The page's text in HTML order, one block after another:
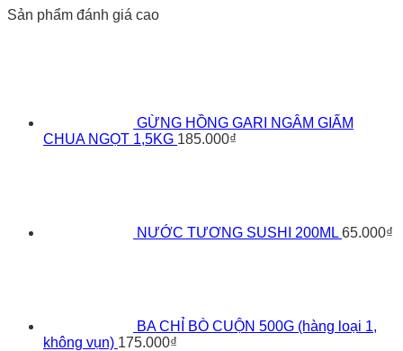
Sản phẩm đánh giá cao
GỪNG HỒNG GARI NGÂM GIẤM
CHUA NGỌT 1,5KG 185.000₫
NƯỚC TƯƠNG SUSHI 200ML 65.000₫
BA CHỈ BÒ CUỘN 500G (hàng loại 1,
không vụn) 175.000₫